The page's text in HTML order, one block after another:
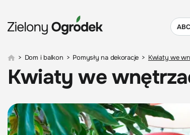
> Dom i balkon > Pomysły na dekoracje > Kwiaty we
Kwiaty we